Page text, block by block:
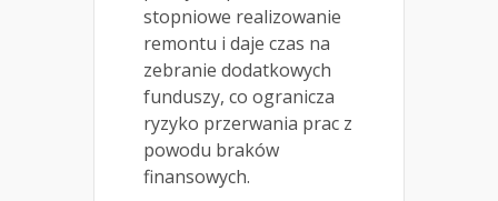
stopniowe realizowanie
remontu i daje czas na
zebranie dodatkowych
funduszy, co ogranicza
ryzyko przerwania prac z
powodu braków
finansowych.